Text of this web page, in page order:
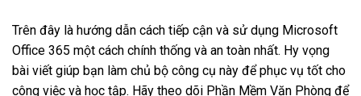
Trên đây là hướng dẫn cách tiếp cận và sử dụng Microsoft
Office 365 một cách chính thống và an toàn nhất. Hy vọng
bài viết giúp bạn làm chủ bộ công cụ này để phục vụ tốt cho
công việc và học tập. Hãy theo dõi Phần Mềm Văn Phòng để